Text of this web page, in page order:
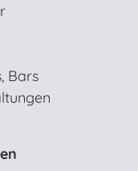
Bars